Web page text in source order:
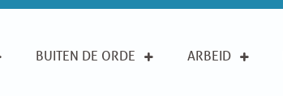
BUITEN DE ORDE ARBEID